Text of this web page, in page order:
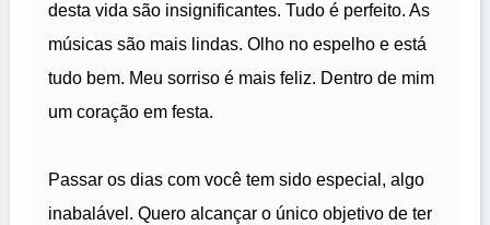
desta vida são insignificantes. Tudo é perfeito. As
músicas são mais lindas. Olho no espelho e está
tudo bem. Meu sorriso é mais feliz. Dentro de mim
um coração em festa.
Passar os dias com você tem sido especial, algo
inabalável. Quero alcançar o único objetivo de ter